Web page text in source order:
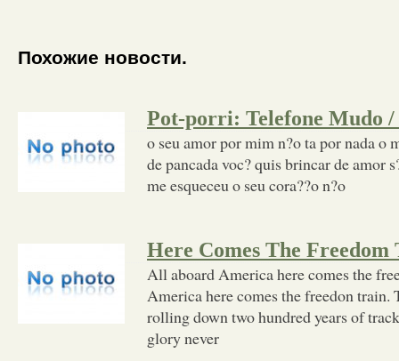
Похожие новости.
Pot-porri: Telefone Mudo /
o seu amor por mim n?o ta por nada o
de pancada voc? quis brincar de amor
me esqueceu o seu cora??o n?o
Here Comes The Freedom
All aboard America here comes the
America here comes the freedon train.
rolling down two hundred years of
glory never